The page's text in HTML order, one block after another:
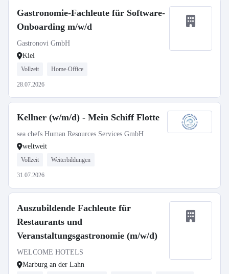
Gastronomie-Fachleute für Software-
Onboarding m/w/d
Gastronovi GmbH
Kiel
Vollzeit Home-Office
28.07.2026
Kellner (w/m/d) - Mein Schiff Flotte
sea chefs Human Resources Services GmbH
weltweit
Vollzeit Weiterbildungen
31.07.2026
Auszubildende Fachleute für
Restaurants und
Veranstaltungsgastronomie (m/w/d)
WELCOME HOTELS
Marburg an der Lahn